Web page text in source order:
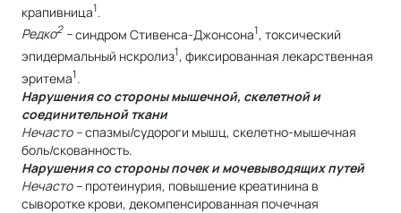
крапивница1.
Редко2–синдром Стивенса-Джонсона1, токсический
эпидермальный нскролиз1, фиксированная лекарственная
эритема1.
Нарушения со стороны мышечной, скелетной и
соединительной ткани
Нечасто –спазмы/судороги мышц, скелетно-мышечная
боль/скованность.
Нарушения со стороны почек и мочевыводящих путей
Нечасто – протеинурия, повышение креатинина в
сыворотке крови, декомпенсированная почечная